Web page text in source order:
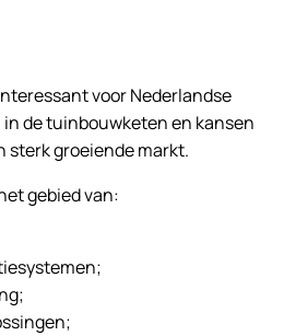
voor Nederlandse
de tuinbouwketen en kansen
sterk groeiende markt.
gebied van: